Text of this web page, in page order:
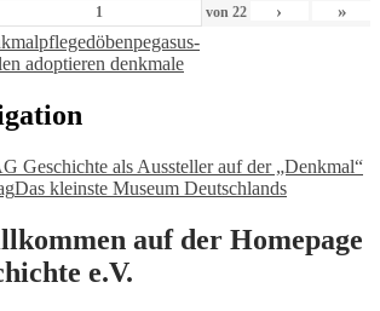
von 22 › »
döbenpegasus-
adoptieren denkmale
Geschichte als Aussteller auf der „Denkmal“
Das kleinste Museum Deutschlands
auf der Homepage
e.V.